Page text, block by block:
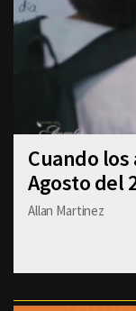
Cuando los
Agosto del
Allan Martinez